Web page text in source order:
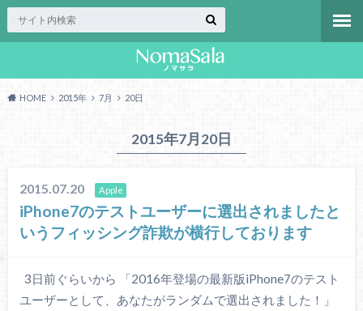
HOME 2015年 7月 20日
2015年7月20日
2015.07.20 Apple
iPhone7のテストユーザーに選出されましたと
いうフィッシング詐欺が横行しております
3日前ぐらいから 「2016年登場の最新版iPhone7のテスト
ユーザーとして、あなたがランダムで選出されました！」